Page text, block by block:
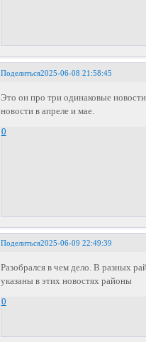
Поделиться2025-06-08 21:58:45
Это он про три одинаковые
новости в апреле и мае.
0
Поделиться2025-06-09 22:49:39
Разобрался в чем дело. В разных
указаны в этих новостях районы
0